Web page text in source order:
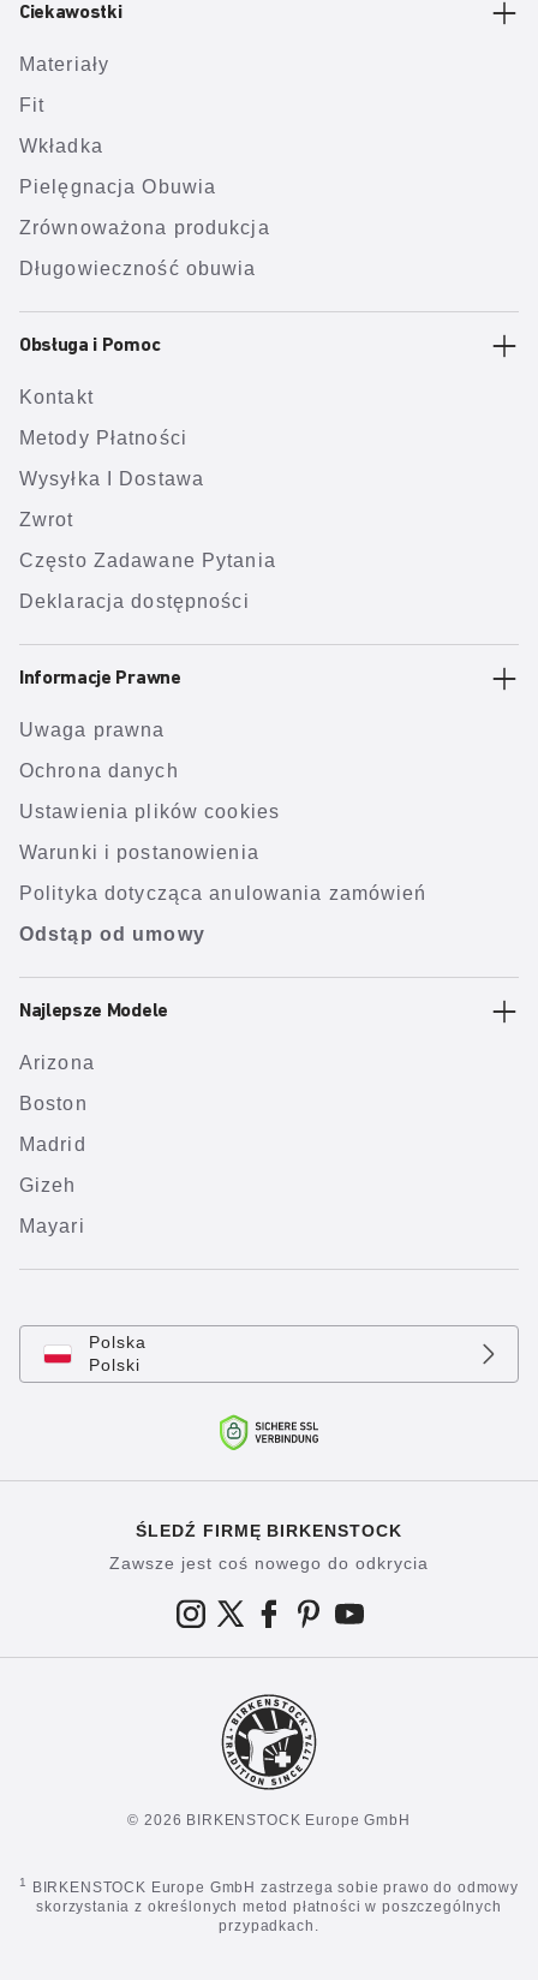
Ciekawostki
Materiały
Fit
Wkładka
Pielęgnacja Obuwia
Zrównoważona produkcja
Długowieczność obuwia
Obsługa i Pomoc
Kontakt
Metody Płatności
Wysyłka I Dostawa
Zwrot
Często Zadawane Pytania
Deklaracja dostępności
Informacje Prawne
Uwaga prawna
Ochrona danych
Ustawienia plików cookies
Warunki i postanowienia
Polityka dotycząca anulowania zamówień
Odstąp od umowy
Najlepsze Modele
Arizona
Boston
Madrid
Gizeh
Mayari
Polska
Polski
ŚLEDŹ FIRMĘ BIRKENSTOCK
Zawsze jest coś nowego do odkrycia
© 2026 BIRKENSTOCK Europe GmbH
1
BIRKENSTOCK Europe GmbH zastrzega sobie prawo do odmowy
skorzystania z określonych metod płatności w poszczególnych
przypadkach.